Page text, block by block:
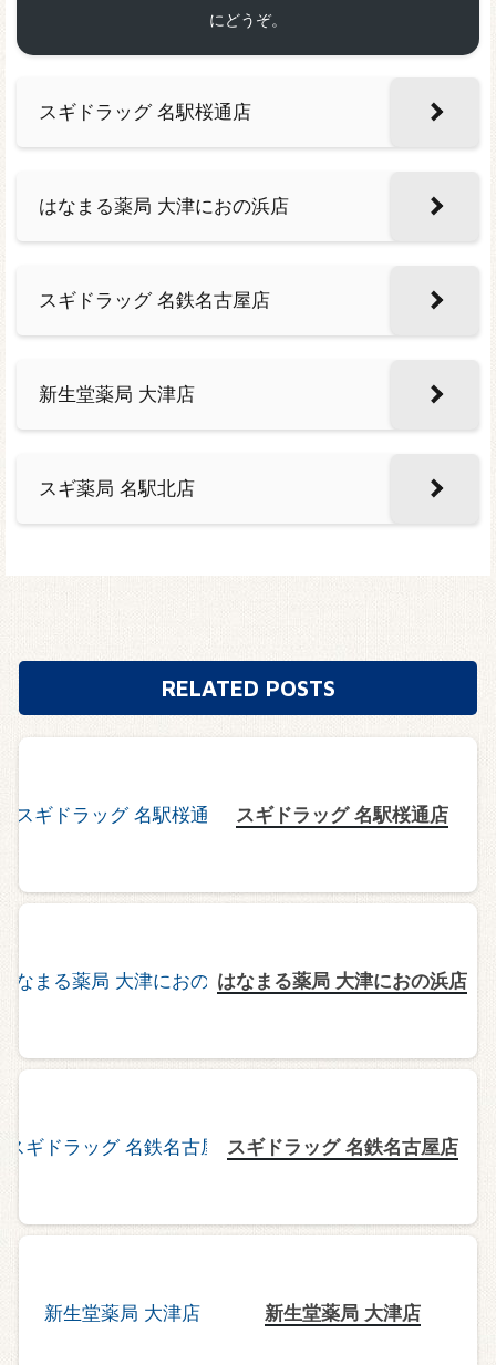
にどうぞ。
スギドラッグ 名駅桜通店
はなまる薬局 大津におの浜店
スギドラッグ 名鉄名古屋店
新生堂薬局 大津店
スギ薬局 名駅北店
RELATED POSTS
スギドラッグ 名駅桜通店
はなまる薬局 大津におの浜店
スギドラッグ 名鉄名古屋店
新生堂薬局 大津店